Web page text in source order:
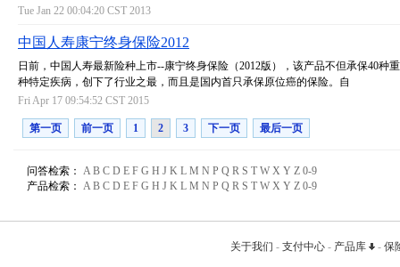
Tue Jan 22 00:04:20 CST 2013
中国人寿康宁终身保险2012
日前，中国人寿最新险种上市--康宁终身保险（2012版），该产品不但承保40种
种特定疾病，创下了行业之最，而且是国内首只承保原位癌的保险。自
Fri Apr 17 09:54:52 CST 2015
第一页 前一页 1 2 3 下一页 最后一页
问答检索： A B C D E F G H J K L M N P Q R S T W X Y Z 0-9
产品检索： A B C D E F G H J K L M N P Q R S T W X Y Z 0-9
关于我们 - 支付中心- 产品库 - 保